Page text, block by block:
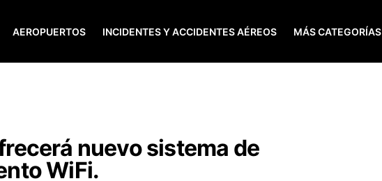
AEROPUERTOS INCIDENTES Y ACCIDENTES AÉREOS MÁS CATEGORÍAS
nuevo sistema de
WiFi.